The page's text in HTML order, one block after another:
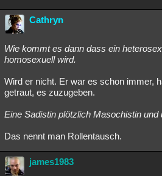
Cathryn
Wie kommt es dann dass ein
homosexuell wird.
Wird er nicht. Er war es schon immer,
getraut, es zuzugeben.
Eine Sadistin plötzlich Masochistin und
Das nennt man Rollentausch.
james1983